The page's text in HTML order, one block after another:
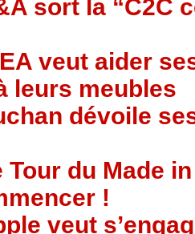
sort la “C2C
veut aider
leurs meubles
dévoile
Tour du Made
!
veut